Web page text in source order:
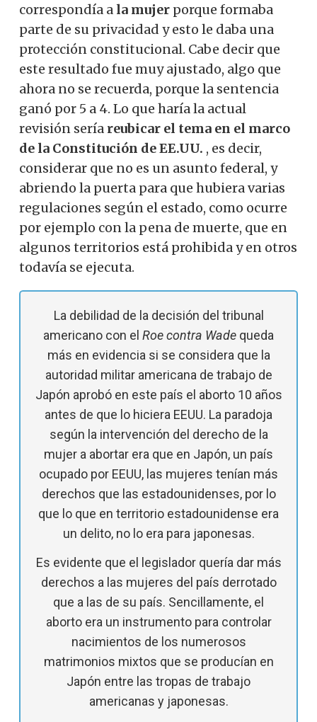
correspondía a la mujer porque formaba
parte de su privacidad y esto le daba una
protección constitucional. Cabe decir que
este resultado fue muy ajustado, algo que
ahora no se recuerda, porque la sentencia
ganó por 5 a 4. Lo que haría la actual
revisión sería reubicar el tema en el marco
de la Constitución de EE.UU. , es decir,
considerar que no es un asunto federal, y
abriendo la puerta para que hubiera varias
regulaciones según el estado, como ocurre
por ejemplo con la pena de muerte, que en
algunos territorios está prohibida y en otros
todavía se ejecuta.
La debilidad de la decisión del tribunal
americano con el Roecontra Wade queda
más en evidencia si se considera que la
autoridad militar americana de trabajo de
Japón aprobó en este país el aborto 10 años
antes de que lo hiciera EEUU. La paradoja
según la intervención del derecho de la
mujer a abortar era que en Japón, un país
ocupado por EEUU, las mujeres tenían más
derechos que las estadounidenses, por lo
que lo que en territorio estadounidense era
un delito, no lo era para japonesas.
Es evidente que el legislador quería dar más
derechos a las mujeres del país derrotado
que a las de su país. Sencillamente, el
aborto era un instrumento para controlar
nacimientos de los numerosos
matrimonios mixtos que se producían en
Japón entre las tropas de trabajo
americanas y japonesas.